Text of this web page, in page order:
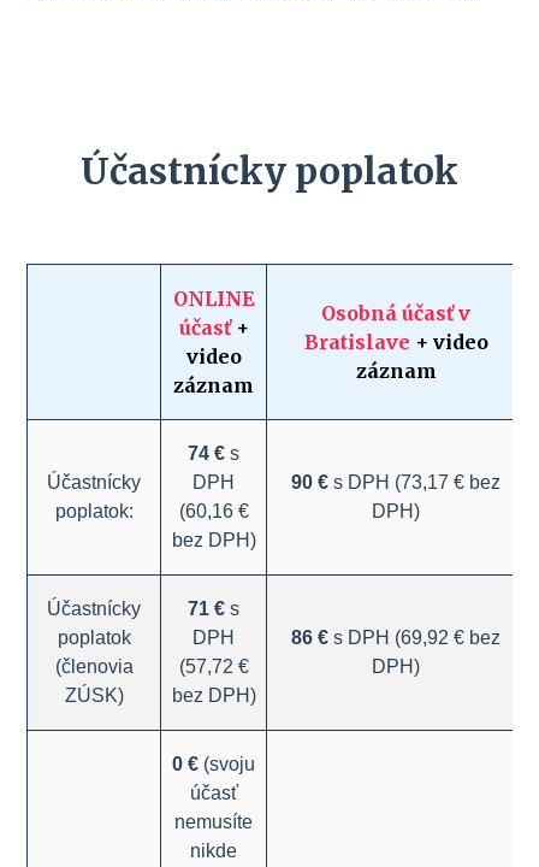
Účastnícky poplatok
ONLINE
účasť +
video
záznam
Osobná účasť v
Bratislave + video
záznam
Účastnícky
poplatok:
74 €s
DPH
(60,16 €
bez DPH)
90 €s DPH (73,17 € bez
DPH)
Účastnícky
poplatok
(členovia
ZÚSK)
71 €s
DPH
(57,72 €
bez DPH)
86 €s DPH (69,92 € bez
DPH)
0 € (svoju
účasť
nemusíte
nikde